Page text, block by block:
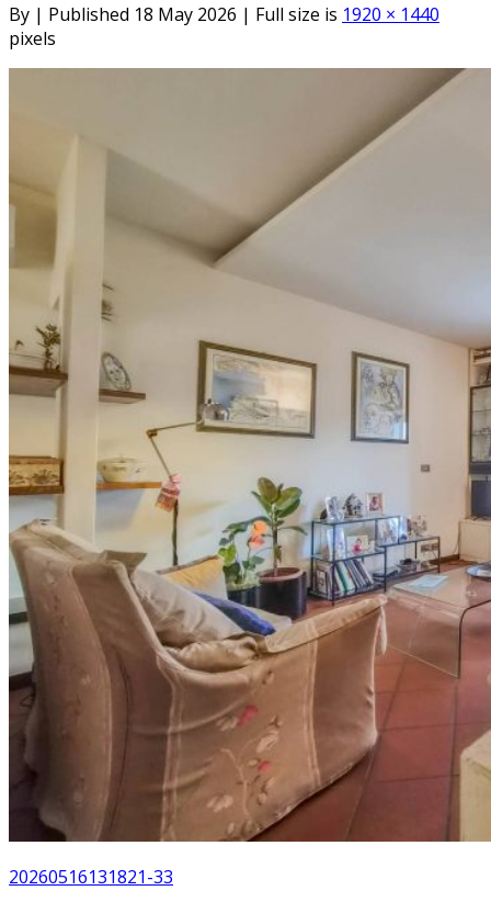
By | Published 18 May 2026 | Full size is 1920 × 1440
pixels
20260516131821-33